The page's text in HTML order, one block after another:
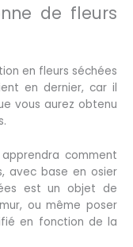
de fleurs
en fleurs séchées
en dernier, car il
vous aurez obtenu
comment
avec base en osier
est un objet de
ou même poser
en fonction de la